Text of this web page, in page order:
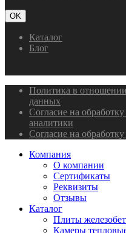
OK
Каталог
Блог
Политика в
данных
Согласие на
аналитики
Согласие на
Компания
О компании
Сертификаты
Реквизиты
Отзывы
Каталог
Плиты
Камеры